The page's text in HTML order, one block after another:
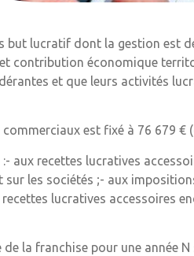
but lucratif dont la gestion est
contribution économique
et que leurs activités
est fixé à 76 679 €
aux recettes lucratives
les sociétés ;- aux
lucratives accessoires
la franchise pour une année